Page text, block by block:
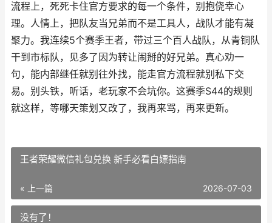
流程上，死死卡住官方要求的每一个条件，别抱侥幸心
理。人情上，把队友当兄弟而不是工具人，战队才能有凝
聚力。我连续5个赛季王者，带过三个百人战队，从青铜队
干到市标队，见多了因为转让闹掰的好兄弟。真心劝一
句，能内部继任就别往外找，能走官方流程就别私下交
易。别头铁，听话，老玩家不会坑你。这赛季S44的规则
就这样，等哪天策划又改了，我再来骂，再来更新。
王者荣耀微信礼包兑换 新手必看白嫖指南
« 上一篇 2026-07-03
没有了！